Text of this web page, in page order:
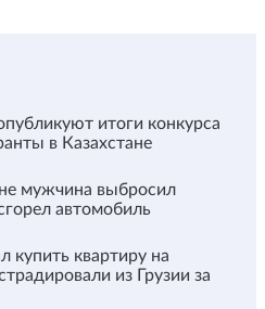
итоги конкурса
в Казахстане
мужчина выбросил
автомобиль
купить квартиру на
из Грузии за